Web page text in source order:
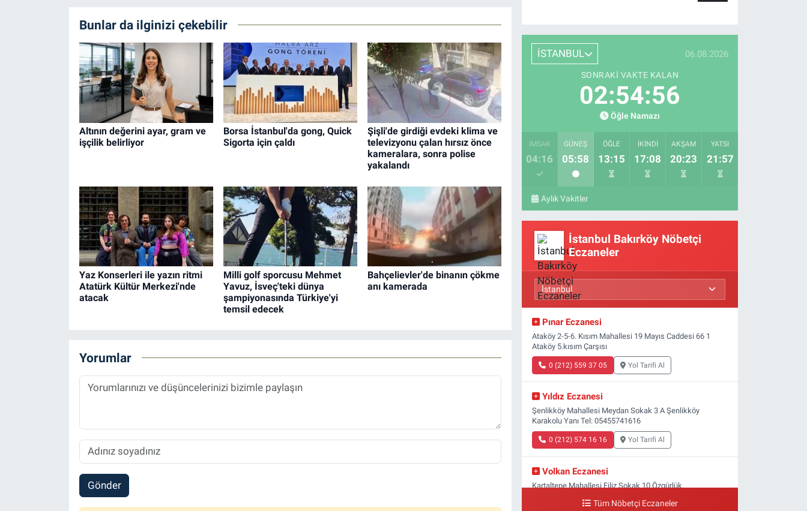
Bunlar da ilginizi çekebilir
Altının değerini ayar, gram ve
işçilik belirliyor
Borsa İstanbul'da gong, Quick
Sigorta için çaldı
Şişli'de girdiği evdeki klima ve
televizyonu çalan hırsız önce
kameralara, sonra polise
yakalandı
Yaz Konserleri ile yazın ritmi
Atatürk Kültür Merkezi'nde
atacak
Milli golf sporcusu Mehmet
Yavuz, İsveç'teki dünya
şampiyonasında Türkiye'yi
temsil edecek
Bahçelievler'de binanın çökme
anı kamerada
Yorumlar
Gönder
İSTANBUL 06.08.2026
SONRAKI VAKTE KALAN
02:54:55
Öğle Namazı
İMSAK
04:16
GÜNEŞ
05:58
ÖĞLE
13:15
İKINDI
17:08
AKŞAM
20:23
YATSI
21:57
Aylık Vakitler
İstanbul Bakırköy Nöbetçi
Eczaneler
Pınar Eczanesi
Ataköy 2-5-6. Kısım Mahallesi 19 Mayıs Caddesi 66 1
Ataköy 5.kısım Çarşısı
0 (212) 559 37 05 Yol Tarifi Al
Yıldız Eczanesi
Şenlikköy Mahallesi Meydan Sokak 3 A Şenlikköy
Karakolu Yanı Tel: 05455741616
0 (212) 574 16 16 Yol Tarifi Al
Volkan Eczanesi
Kartaltepe Mahallesi Filiz Sokak 10 Özgürlük
Tüm Nöbetçi Eczaneler